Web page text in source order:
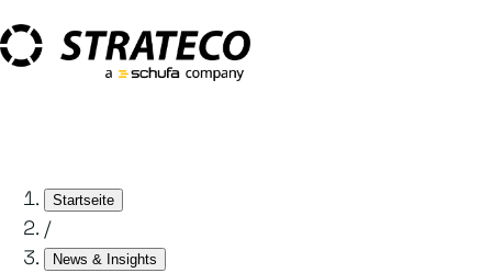
Startseite
/
News & Insights